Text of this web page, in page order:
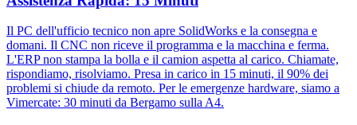
Il PC dell'ufficio tecnico non apre SolidWorks e la consegna e
domani. Il CNC non riceve il programma e la macchina e ferma.
L'ERP non stampa la bolla e il camion aspetta al carico. Chiamate,
rispondiamo, risolviamo. Presa in carico in 15 minuti, il 90% dei
problemi si chiude da remoto. Per le emergenze hardware, siamo a
Vimercate: 30 minuti da Bergamo sulla A4.